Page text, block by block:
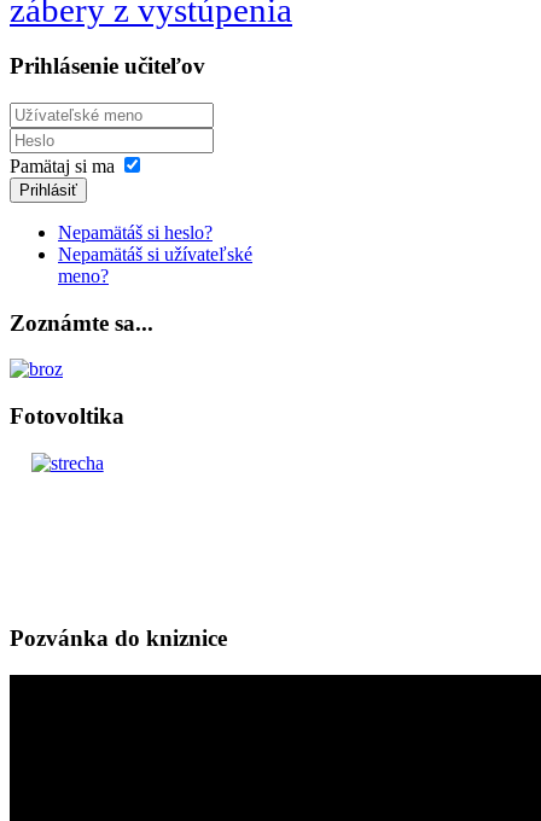
zábery z vystúpenia
Prihlásenie učiteľov
Pamätaj si ma
Prihlásiť
Nepamätáš si heslo?
Nepamätáš si užívateľské
meno?
Zoznámte sa...
Fotovoltika
Pozvánka do kniznice